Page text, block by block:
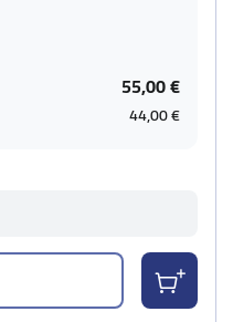
55,00 €
44,00 €